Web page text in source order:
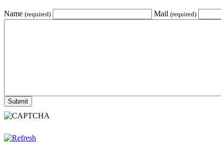
Name (required) Mail (required)